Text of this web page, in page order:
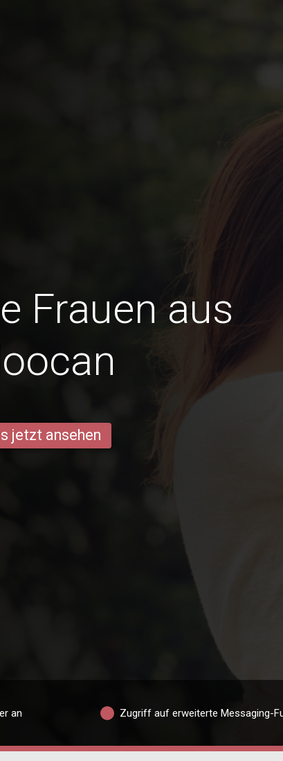
Frauen aus
jetzt ansehen
an Zugriff auf erweiterte Messaging-